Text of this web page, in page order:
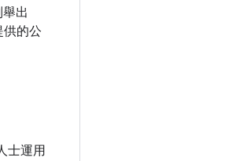
出
的公
士運用